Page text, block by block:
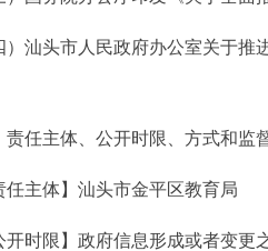
头市人民政府办公室关于推进
责任主体、公开时限、方式和监
体】汕头市金平区教育局
限】政府信息形成或者变更之